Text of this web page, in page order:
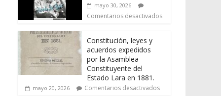
mayo 30, 2026
Comentarios desactivados
Constitución, leyes y
acuerdos expedidos
por la Asamblea
Constituyente del
Estado Lara en 1881.
mayo 20, 2026 Comentarios desactivados